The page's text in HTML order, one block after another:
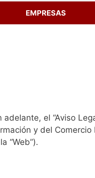
EMPRESAS
el “Aviso
y del
“Web”).